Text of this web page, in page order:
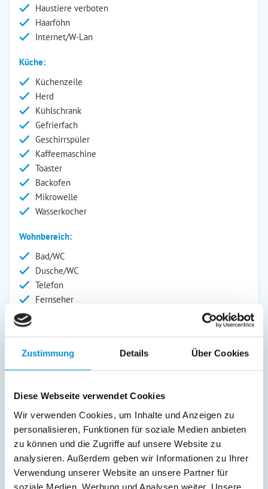
Zustimmung Details Über Cookies
Diese Webseite verwendet Cookies
Wir verwenden Cookies, um Inhalte und Anzeigen zu
personalisieren, Funktionen für soziale Medien anbieten
zu können und die Zugriffe auf unsere Website zu
analysieren. Außerdem geben wir Informationen zu Ihrer
Verwendung unserer Website an unsere Partner für
soziale Medien, Werbung und Analysen weiter. Unsere
Haustiere verboten
Haarföhn
Internet/W-Lan
Küche:
Küchenzeile
Herd
Kühlschrank
Gefrierfach
Geschirrspüler
Kaffeemaschine
Toaster
Backofen
Mikrowelle
Wasserkocher
Wohnbereich:
Bad/WC
Dusche/WC
Telefon
Fernseher
Außenanlage:
Parkplatz
Liegen
Swimmingpool
Abstellraum
Service:
Bettwäsche inkl.
Geschirrtücher inkl.